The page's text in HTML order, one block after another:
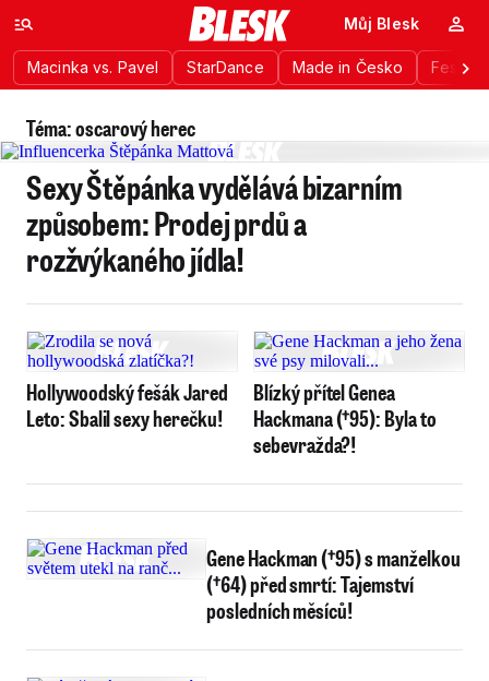
Macinka vs. Pavel StarDance Made in Česko
Můj Blesk
Téma: oscarový herec
Sexy Štěpánka vydělává bizarním
způsobem: Prodej prdů a
rozžvýkaného jídla!
Hollywoodský fešák Jared
Leto: Sbalil sexy herečku!
Blízký přítel Genea
Hackmana (†95): Byla to
sebevražda?!
Gene Hackman (†95) s manželkou
(†64) před smrtí: Tajemství
posledních měsíců!